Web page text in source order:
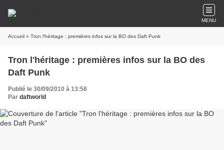
MENU
Accueil » Tron l'héritage : premières infos sur la BO des Daft Punk
Tron l'héritage : premières infos sur la BO des
Daft Punk
Publié le 30/09/2010 à 13:58
Par daftworld